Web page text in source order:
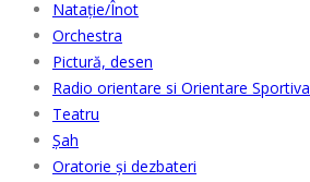
Natație/Înot
Orchestra
Pictură, desen
Radio orientare si Orientare Sportiva
Teatru
Șah
Oratorie și dezbateri